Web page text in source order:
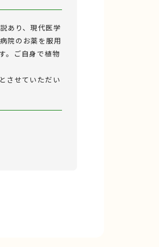
あり、現代医学
院のお薬を服用
。ご自身で植物
させていただい